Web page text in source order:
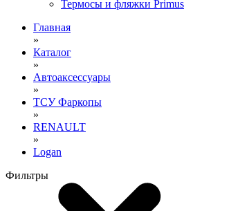
Термосы и фляжки Primus
Главная
»
Каталог
»
Автоаксессуары
»
ТСУ Фаркопы
»
RENAULT
»
Logan
Фильтры